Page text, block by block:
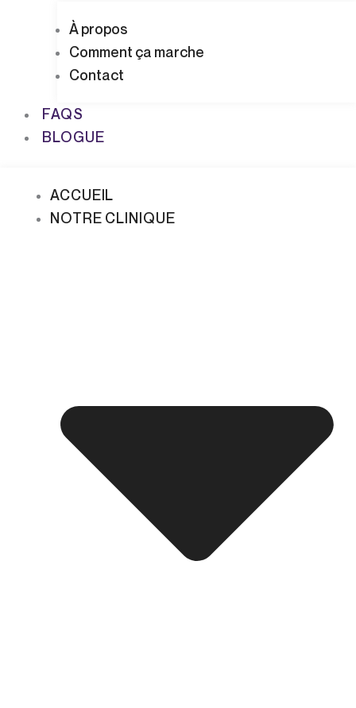
À propos
Comment ça marche
Contact
FAQS
BLOGUE
ACCUEIL
NOTRE CLINIQUE